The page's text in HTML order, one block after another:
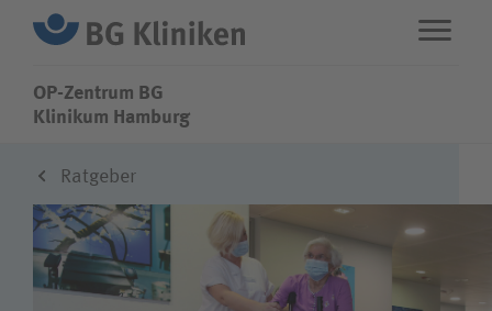
OP-Zentrum BG
Leistungen
OP-Zentrum BG
Klinikum Hamburg
Ratgeber